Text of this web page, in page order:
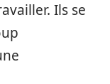
Ils se